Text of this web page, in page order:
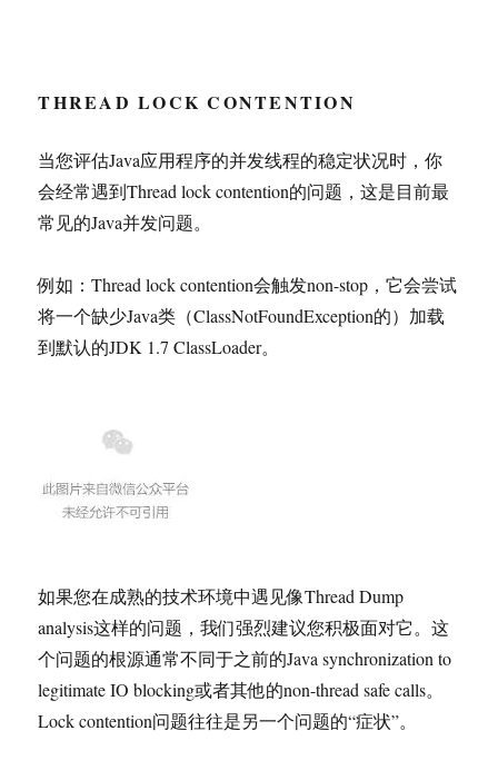
THREAD LOCK CONTENTION
当您评估Java应用程序的并发线程的稳定状况时，你
会经常遇到Thread lock contention的问题，这是目前最
常见的Java并发问题。
例如：Thread lock contention会触发non-stop，它会尝试
将一个缺少Java类（ClassNotFoundException的）加载
到默认的JDK 1.7 ClassLoader。
如果您在成熟的技术环境中遇见像Thread Dump
analysis这样的问题，我们强烈建议您积极面对它。这
个问题的根源通常不同于之前的Java synchronization to
legitimate IO blocking或者其他的non-thread safe calls。
Lock contention问题往往是另一个问题的“症状”。